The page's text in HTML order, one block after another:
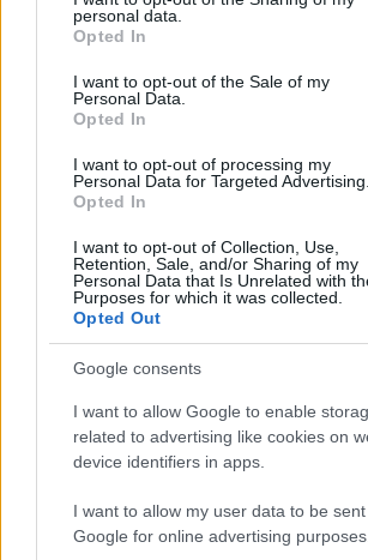
grant or deny consent to Google and its
use your data for below specified purposes
consent section.
personal data.
Opted In
I want to opt-out of the Sale of my
Personal Data.
Opted In
I want to opt-out of processing my
Personal Data for Targeted Advertising.
Opted In
I want to opt-out of Collection, Use,
Retention, Sale, and/or Sharing of my
Personal Data that Is Unrelated with
Purposes for which it was collected.
Opted Out
Google consents
I want to allow Google to enable
related to advertising like cookies on
device identifiers in apps.
I want to allow my user data to be
Google for online advertising purposes.